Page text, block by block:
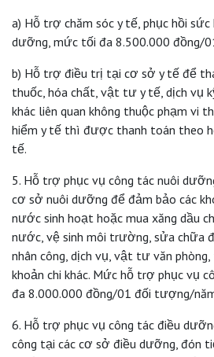
a) Hỗ trợ chăm sóc y tế, phục hồi
dưỡng, mức tối đa 8.500.000 đồng/
b) Hỗ trợ điều trị tại cơ sở y tế để
thuốc, hóa chất, vật tư y tế, dịch vụ
khác liên quan không thuộc phạm vi
hiểm y tế thì được thanh toán theo
tế.
5. Hỗ trợ phục vụ công tác nuôi
cơ sở nuôi dưỡng để đảm bảo các
nước sinh hoạt hoặc mua xăng dầu
nước, vệ sinh môi trường, sửa chữa
nhân công, dịch vụ, vật tư văn
khoản chi khác. Mức hỗ trợ phục vụ
đa 8.000.000 đồng/01 đối tượng/
6. Hỗ trợ phục vụ công tác điều
công tại các cơ sở điều dưỡng, đón